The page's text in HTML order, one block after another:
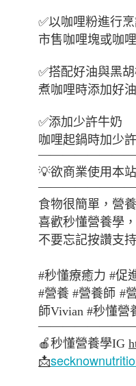
✅以咖哩粉進行烹
市售咖哩塊或咖
✅搭配好油與黑
煮咖哩時添加好
✅添加少許牛奶
咖哩起鍋時加少
💡欲商業使用本
食物很簡單，營
喜歡秒懂營養學
不要忘記按讚支
#秒懂療癒力 #促
#營養 #營養師 #
師Vivian #秒懂營
🍎秒懂營養學IG
📩
牛奶與痘痘